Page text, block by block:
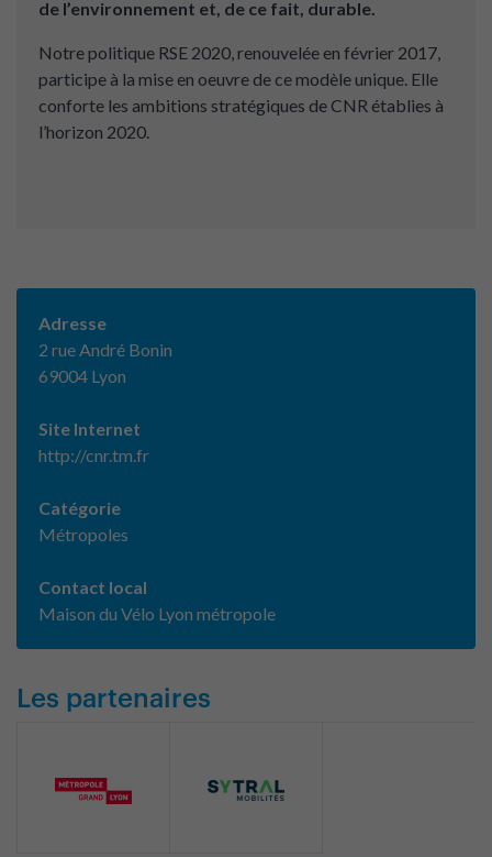
de l’environnement et, de ce fait, durable.
Notre politique RSE 2020, renouvelée en février 2017,
participe à la mise en oeuvre de ce modèle unique. Elle
conforte les ambitions stratégiques de CNR établies à
l’horizon 2020.
Adresse
2 rue André Bonin
69004 Lyon
Site Internet
http://cnr.tm.fr
Catégorie
Métropoles
Contact local
Maison du Vélo Lyon métropole
Les partenaires